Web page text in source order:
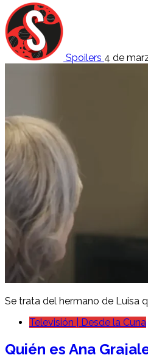
Spoilers 4 de
Se trata del hermano de Luisa
Televisión | Desde la Cuna
Quién es Ana